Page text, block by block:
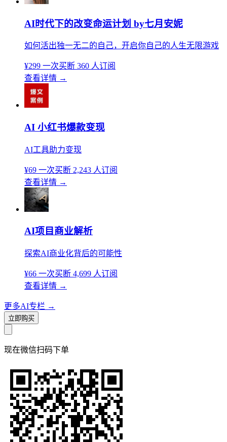
AI时代下的改变命运计划 by七月安妮
如何活出独一无二的自己，开启你自己的人生无限游戏
¥299 一次买断 360 人订阅
查看详情 →
AI 小红书爆款变现
AI工具助力变现
¥69 一次买断 2,243 人订阅
查看详情 →
AI项目商业解析
探索AI商业化背后的可能性
¥66 一次买断 4,699 人订阅
查看详情 →
更多AI专栏 →
立即购买
现在微信扫码下单